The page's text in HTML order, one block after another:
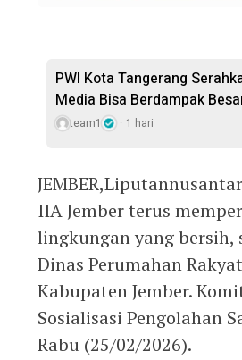
PWI Kota Tangerang
Media Bisa Berdampak
team1 1 hari
IIA Jember terus
lingkungan yang bersih,
Dinas Perumahan
Kabupaten Jember.
Sosialisasi Pengolahan
Rabu (25/02/2026).